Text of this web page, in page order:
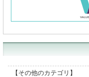
【その他のカテゴリ】